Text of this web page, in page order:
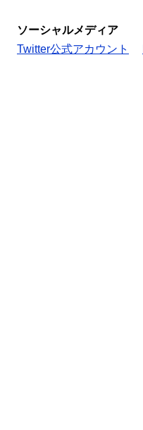
ソーシャルメディア
Twitter公式アカウント